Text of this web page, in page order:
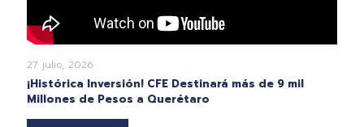
27 julio, 2026
¡Histórica Inversión! CFE Destinará más de 9 mil
Millones de Pesos a Querétaro